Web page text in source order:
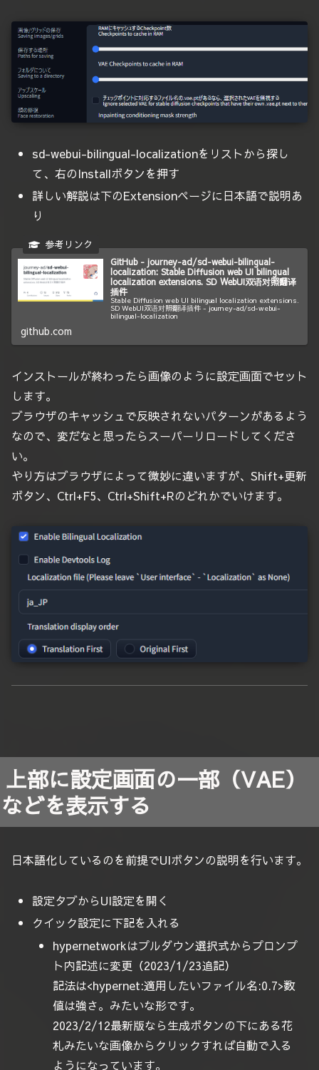
sd-webui-bilingual-localizationをリストから探し
て、右のInstallボタンを押す
詳しい解説は下のExtensionページに日本語で説明あ
り
GitHub - journey-ad/sd-webui-bilingual-
localization: Stable Diffusion web UI bilingual
localization extensions. SD WebUI双语对照翻译
插件
Stable Diffusion web UI bilingual localization extensions.
SD WebUI双语对照翻译插件 - journey-ad/sd-webui-
bilingual-localization
github.com
インストールが終わったら画像のように設定画面でセット
します。
ブラウザのキャッシュで反映されないパターンがあるよう
なので、変だなと思ったらスーパーリロードしてくださ
い。
やり方はブラウザによって微妙に違いますが、Shift+更新
ボタン、Ctrl+F5、Ctrl+Shift+Rのどれかでいけます。
上部に設定画面の一部（VAE）
などを表示する
日本語化しているのを前提でUIボタンの説明を行います。
設定タブからUI設定を開く
クイック設定に下記を入れる
hypernetworkはプルダウン選択式からプロンプ
ト内記述に変更（2023/1/23追記）
記法は<hypernet:適用したいファイル名:0.7>数
値は強さ。みたいな形です。
2023/2/12最新版なら生成ボタンの下にある花
札みたいな画像からクリックすれば自動で入る
ようになっています。